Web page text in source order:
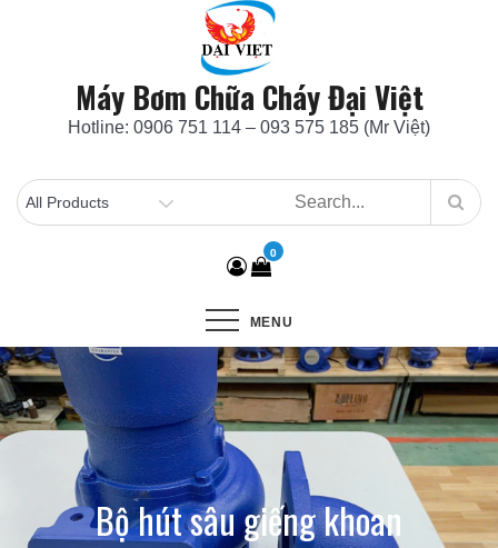
Máy Bơm Chữa Cháy Đại Việt
Hotline: 0906 751 114 – 093 575 185 (Mr Việt)
0
MENU
Bộ hút sâu giếng khoan